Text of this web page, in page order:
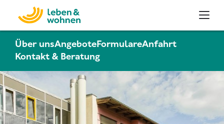
Über unsAngeboteFormulareAnfahrt
Kontakt & Beratung